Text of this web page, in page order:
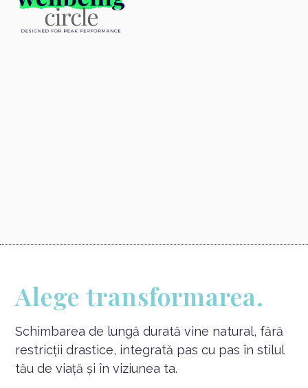
Alege transformarea.
Schimbarea de lungă durată vine natural, fără
restricții drastice, integrată pas cu pas în stilul
tău de viață și în viziunea ta.